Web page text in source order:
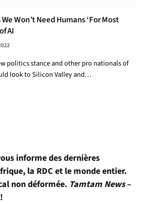
Won’t Need Humans ‘For Most
AI
politics stance and other pro nationals of
look to Silicon Valley and…
informe des dernières
la RDC et le monde entier.
non déformée. Tamtam News–